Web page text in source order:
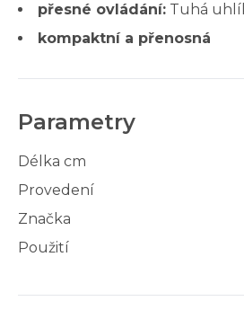
přesné ovládání: Tuhá
kompaktní a přenosná
Parametry
Délka cm
Provedení
Značka
Použití